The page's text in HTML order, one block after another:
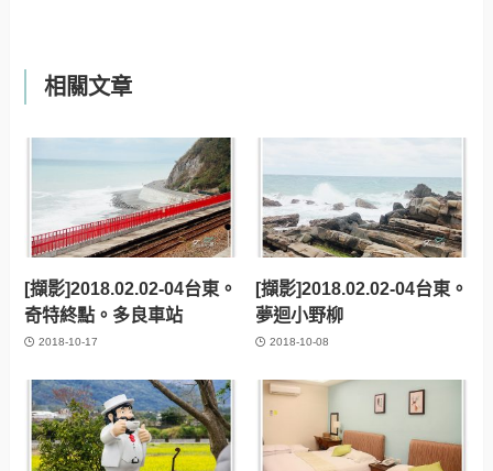
相關文章
[擷影]2018.02.02-04台東。
奇特終點。多良車站
2018-10-17
[擷影]2018.02.02-04台東。
夢迴小野柳
2018-10-08